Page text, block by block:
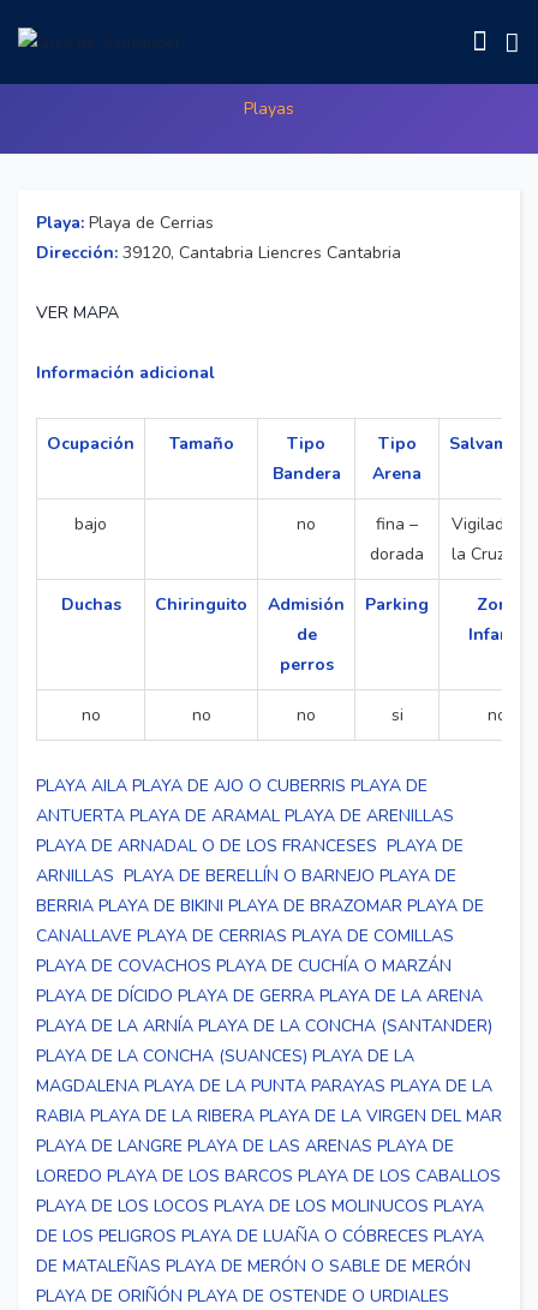
Playa de Cerrias
Playas
Playa: Playa de Cerrias
Dirección: 39120, Cantabria Liencres Cantabria
VER MAPA
Información adicional
Ocupación Tamaño
Tipo
Bandera
Tipo
Arena
bajo no
fina –
dorada
Vigilada
la Cruz
Duchas Chiringuito
Admisión
de
perros
Parking
Zona
Infantil
no no no si no
PLAYA AILA PLAYA DE AJO O CUBERRIS PLAYA DE
ANTUERTA PLAYA DE ARAMAL PLAYA DE ARENILLAS
PLAYA DE ARNADAL O DE LOS FRANCESES PLAYA DE
ARNILLAS PLAYA DE BERELLÍN O BARNEJO PLAYA DE
BERRIA PLAYA DE BIKINI PLAYA DE BRAZOMAR PLAYA DE
CANALLAVE PLAYA DE CERRIAS PLAYA DE COMILLAS
PLAYA DE COVACHOS PLAYA DE CUCHÍA O MARZÁN
PLAYA DE DÍCIDO PLAYA DE GERRA PLAYA DE LA ARENA
PLAYA DE LA ARNÍA PLAYA DE LA CONCHA (SANTANDER)
PLAYA DE LA CONCHA (SUANCES) PLAYA DE LA
MAGDALENA PLAYA DE LA PUNTA PARAYAS PLAYA DE LA
RABIA PLAYA DE LA RIBERA PLAYA DE LA VIRGEN DEL MAR
PLAYA DE LANGRE PLAYA DE LAS ARENAS PLAYA DE
LOREDO PLAYA DE LOS BARCOS PLAYA DE LOS CABALLOS
PLAYA DE LOS LOCOS PLAYA DE LOS MOLINUCOS PLAYA
DE LOS PELIGROS PLAYA DE LUAÑA O CÓBRECES PLAYA
DE MATALEÑAS PLAYA DE MERÓN O SABLE DE MERÓN
PLAYA DE ORIÑÓN PLAYA DE OSTENDE O URDIALES